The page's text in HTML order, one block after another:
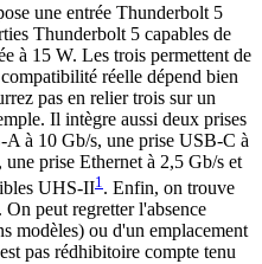
une entrée Thunderbolt 5
Thunderbolt 5 capables de
à 15 W. Les trois permettent de
réelle dépend bien
pas en relier trois sur un
Il intègre aussi deux prises
à 10 Gb/s, une prise USB-C à
prise Ethernet à 2,5 Gb/s et
UHS-II1 . Enfin, on trouve
peut regretter l'absence
modèles) ou d'un emplacement
pas rédhibitoire compte tenu